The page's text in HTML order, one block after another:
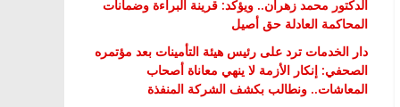
الدكتور محمد زهران.. ويؤكد: قرينة البراءة وضمانات
المحاكمة العادلة حق أصيل
دار الخدمات ترد على رئيس هيئة التأمينات بعد مؤتمره
الصحفي: إنكار الأزمة لا ينهي معاناة أصحاب
المعاشات.. ونطالب بكشف الشركة المنفذة